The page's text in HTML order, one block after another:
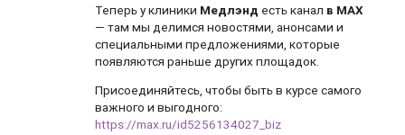
Теперь у клиники Медлэнд есть канал в MAX
— там мы делимся новостями, анонсами и
специальными предложениями, которые
появляются раньше других площадок.
Присоединяйтесь, чтобы быть в курсе самого
важного и выгодного:
https://max.ru/id5256134027_biz